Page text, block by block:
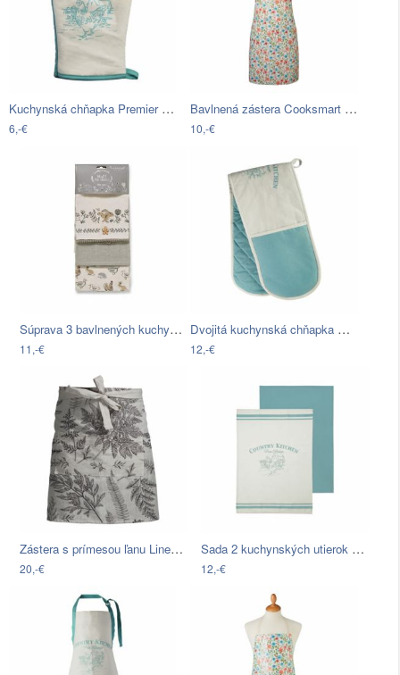
Kuchynská chňapka Premier Housewares…
6,-€
Bavlnená zástera Cooksmart ® Country…
10,-€
Súprava 3 bavlnených kuchynských…
11,-€
Dvojitá kuchynská chňapka Premier…
12,-€
Zástera s prímesou ľanu Linen Couture…
20,-€
Sada 2 kuchynských utierok Premier…
12,-€